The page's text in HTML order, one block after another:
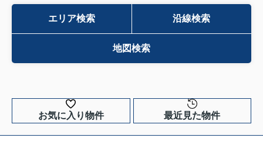
エリア検索 沿線検索
地図検索
お気に入り物件 最近見た物件